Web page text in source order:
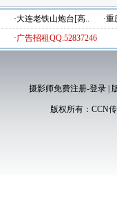
·大连老铁山炮台[高..
·
·广告招租QQ:52837246
摄影师免费注册-登录|
版权所有： CCN